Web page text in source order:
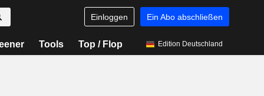
Einloggen Ein Abo abschließen
Tools Top / Flop Edition Deutschland